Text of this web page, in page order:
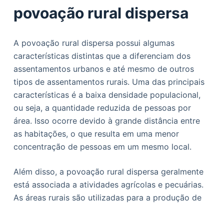
povoação rural dispersa
A povoação rural dispersa possui algumas
características distintas que a diferenciam dos
assentamentos urbanos e até mesmo de outros
tipos de assentamentos rurais. Uma das principais
características é a baixa densidade populacional,
ou seja, a quantidade reduzida de pessoas por
área. Isso ocorre devido à grande distância entre
as habitações, o que resulta em uma menor
concentração de pessoas em um mesmo local.
Além disso, a povoação rural dispersa geralmente
está associada a atividades agrícolas e pecuárias.
As áreas rurais são utilizadas para a produção de